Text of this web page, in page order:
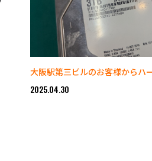
大阪駅第三ビルのお客様からハ
2025.04.30